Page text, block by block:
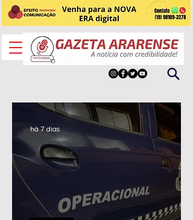
há 7 dias